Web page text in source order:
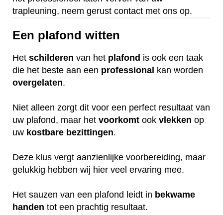
trapleuning, neem gerust contact met ons op.
Een plafond witten
Het schilderen van het plafond is ook een taak
die het beste aan een professional kan worden
overgelaten.
Niet alleen zorgt dit voor een perfect resultaat van
uw plafond, maar het voorkomt ook vlekken op
uw kostbare bezittingen.
Deze klus vergt aanzienlijke voorbereiding, maar
gelukkig hebben wij hier veel ervaring mee.
Het sauzen van een plafond leidt in bekwame
handen tot een prachtig resultaat.